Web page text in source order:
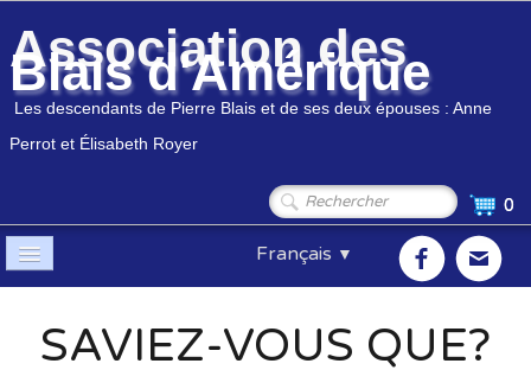
Association des
Blais d'Amérique
Les descendants de Pierre Blais et de ses deux épouses : Anne
Perrot et Élisabeth Royer
0
Français ▼
Association
SAVIEZ-VOUS QUE?